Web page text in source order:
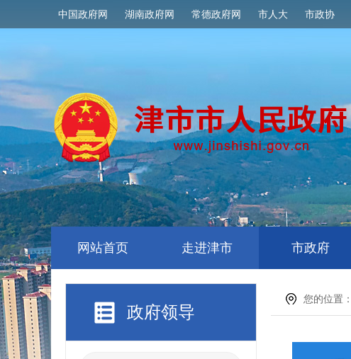
中国政府网 湖南政府网 常德政府网 市人大 市政协
网站首页 走进津市 市政府
政府领导
您的位置：